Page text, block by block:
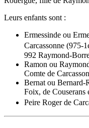
Leurs enfants sont :
Ermessinde ou
Carcassonne (975-
992 Raymond-
Ramon ou
Comte de
Bernat ou Bernard-
Foix, de Couserans
Peire Roger de